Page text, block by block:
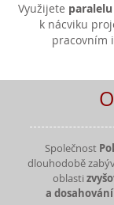
Společnost
dlouhodobě
oblasti
a
Využijete
k nácviku
pracovním